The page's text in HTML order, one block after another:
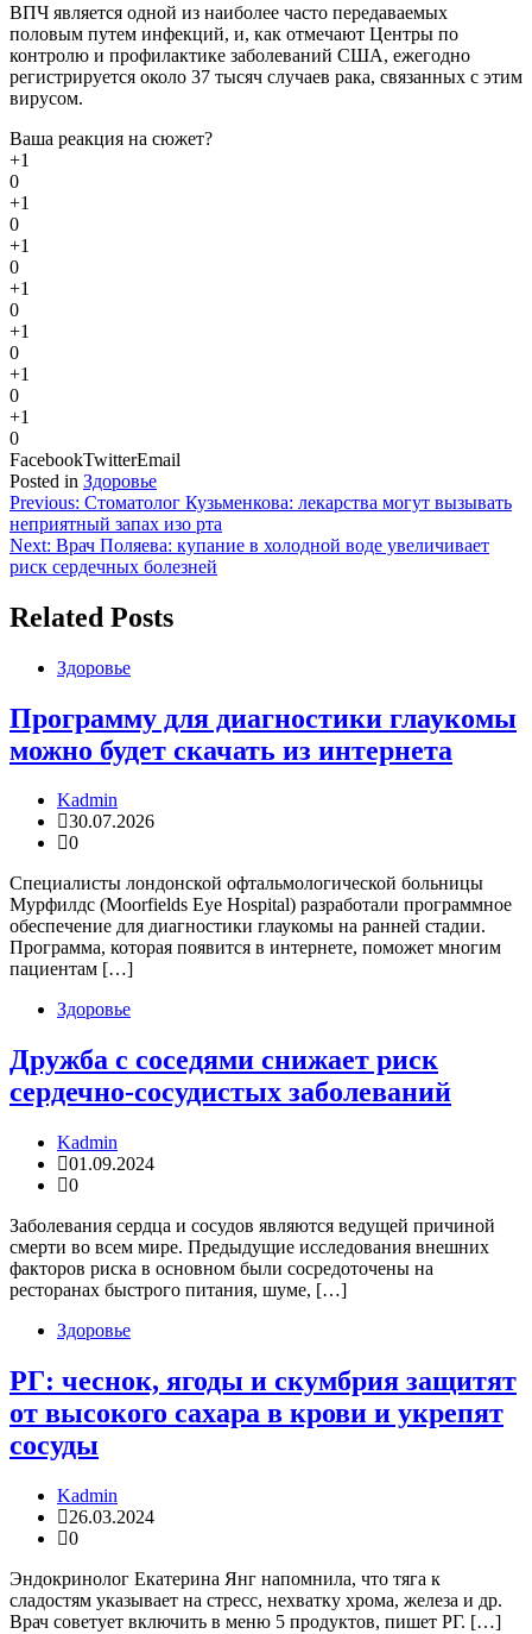
ВПЧ является одной из наиболее часто передаваемых
половым путем инфекций, и, как отмечают Центры по
контролю и профилактике заболеваний США, ежегодно
регистрируется около 37 тысяч случаев рака, связанных с этим
вирусом.
Ваша реакция на сюжет?
+1
0
+1
0
+1
0
+1
0
+1
0
+1
0
+1
0
FacebookTwitterEmail
Posted in Здоровье
Навигация
по
записям
Previous: Стоматолог Кузьменкова: лекарства могут вызывать
неприятный запах изо рта
Next: Врач Поляева: купание в холодной воде увеличивает
риск сердечных болезней
Related Posts
Здоровье
Программу для диагностики глаукомы
можно будет скачать из интернета
Kadmin
30.07.2026
0
Специалисты лондонской офтальмологической больницы
Мурфилдс (Moorfields Eye Hospital) разработали программное
обеспечение для диагностики глаукомы на ранней стадии.
Программа, которая появится в интернете, поможет многим
пациентам […]
Здоровье
Дружба с соседями снижает риск
сердечно-сосудистых заболеваний
Kadmin
01.09.2024
0
​Заболевания сердца и сосудов являются ведущей причиной
смерти во всем мире. Предыдущие исследования внешних
факторов риска в основном были сосредоточены на
ресторанах быстрого питания, шуме, […]
Здоровье
РГ: чеснок, ягоды и скумбрия защитят
от высокого сахара в крови и укрепят
сосуды
Kadmin
26.03.2024
0
Эндокринолог Екатерина Янг напомнила, что тяга к
сладостям указывает на стресс, нехватку хрома, железа и др.
Врач советует включить в меню 5 продуктов, пишет РГ. […]